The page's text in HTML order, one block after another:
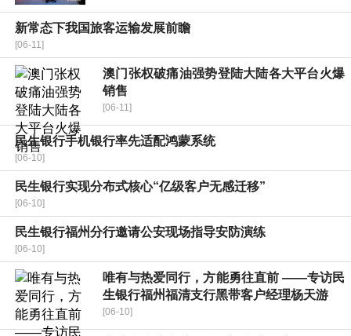
新常态下我国旅客运输发展前瞻
[06-11]
澳门张权破痛油强势登陆大陆各大平台火爆
销售
[06-11]
民生银行手机银行率先适配鸿蒙系统
[06-10]
民生银行实现分布式核心“亿级客户无感迁移”
[06-10]
民生银行福州分行邀请公安现场指导安防演练
[06-10]
唯有与热爱同行，方能勇往直前 ——专访民
生银行福州福清支行黑带客户经理杨天游
[06-10]